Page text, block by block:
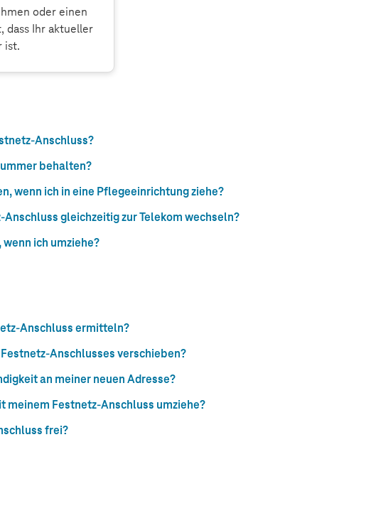
oder einen
dass Ihr aktueller
ist.
Anschluss?
behalten?
wenn ich in eine Pflegeeinrichtung ziehe?
gleichzeitig zur Telekom wechseln?
ich umziehe?
Anschluss ermitteln?
Anschlusses verschieben?
an meiner neuen Adresse?
meinem Festnetz-Anschluss umziehe?
frei?